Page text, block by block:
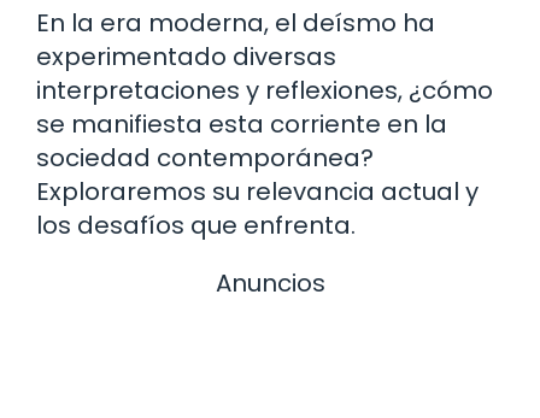
En la era moderna, el deísmo ha
experimentado diversas
interpretaciones y reflexiones, ¿cómo
se manifiesta esta corriente en la
sociedad contemporánea?
Exploraremos su relevancia actual y
los desafíos que enfrenta.
Anuncios